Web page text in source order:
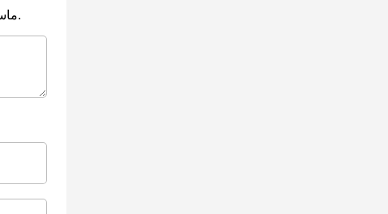
ماسكوس. نقرأ آراءك، ونرد عليها، بناء على طلبكم في أسرع وقت ممكن.